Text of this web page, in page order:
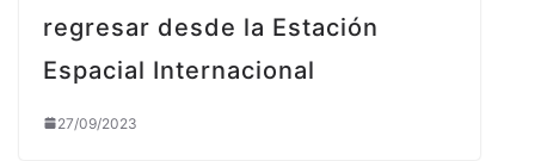
regresar desde la Estación
Espacial Internacional
27/09/2023